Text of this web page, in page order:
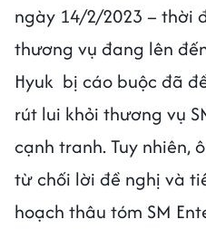
ngày 14/2/2023 – thời
thương vụ đang lên
Hyuk bị cáo buộc đã
rút lui khỏi thương vụ
cạnh tranh. Tuy nhiên,
từ chối lời đề nghị và
hoạch thâu tóm SM